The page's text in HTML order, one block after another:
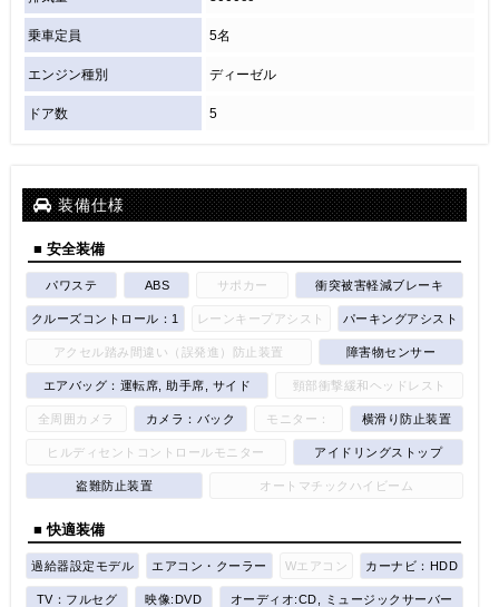
乗車定員 5名
エンジン種別 ディーゼル
ドア数 5
装備仕様
■ 安全装備
パワステ ABS サポカー 衝突被害軽減ブレーキ
クルーズコントロール：1 レーンキープアシスト パーキングアシスト
アクセル踏み間違い（誤発進）防止装置 障害物センサー
エアバッグ：運転席, 助手席, サイド 頸部衝撃緩和ヘッドレスト
全周囲カメラ カメラ：バック モニター： 横滑り防止装置
ヒルディセントコントロールモニター アイドリングストップ
盗難防止装置 オートマチックハイビーム
■ 快適装備
過給器設定モデル エアコン・クーラー Wエアコン カーナビ：HDD
TV：フルセグ 映像:DVD オーディオ:CD, ミュージックサーバー